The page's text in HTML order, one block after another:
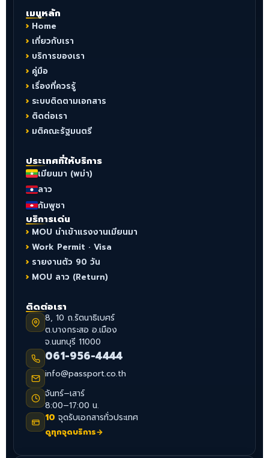
เมนูหลัก
Home
เกี่ยวกับเรา
บริการของเรา
คู่มือ
เรื่องที่ควรรู้
ระบบติดตามเอกสาร
ติดต่อเรา
มติคณะรัฐมนตรี
ประเทศที่ให้บริการ
เมียนมา (พม่า)
ลาว
กัมพูชา
บริการเด่น
MOU นำเข้าแรงงานเมียนมา
Work Permit · Visa
รายงานตัว 90 วัน
MOU ลาว (Return)
ติดต่อเรา
8, 10 ถ.รัตนาธิเบศร์
ต.บางกระสอ อ.เมือง
จ.นนทบุรี 11000
061-956-4444
info@passport.co.th
จันทร์–เสาร์
8:00–17:00 น.
10 จุดรับเอกสารทั่วประเทศ
ดูทุกจุดบริการ→